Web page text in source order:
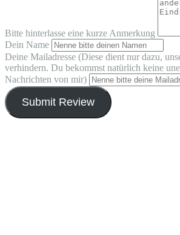
Bitte hinterlasse eine kurze Anmerkung
Dein Name
Deine Mailadresse (Diese dient nur dazu,
verhindern. Du bekommst natürlich keine
Nachrichten von mir)
Submit Review